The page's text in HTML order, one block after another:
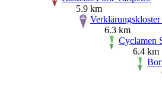
5.9 km
6.3 km
Cyclamen
6.4 km